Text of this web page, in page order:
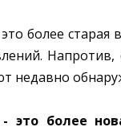
более старая
Напротив,
недавно
это более